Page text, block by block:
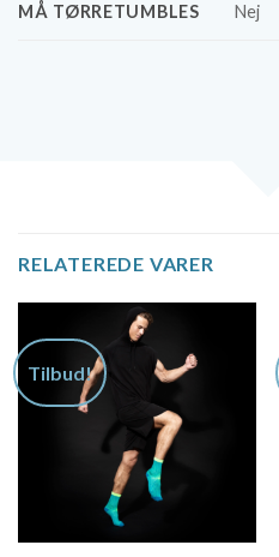
MÅ TØRRETUMBLES Nej
RELATEREDE VARER
Tilbud!